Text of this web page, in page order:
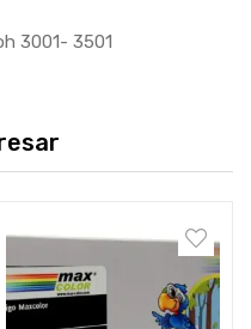
3001- 3501